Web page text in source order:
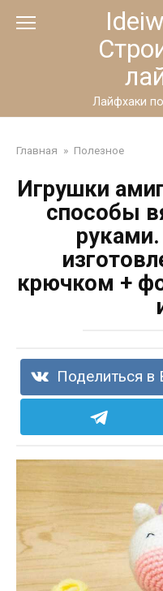
Лайфхаки
Главная » Полезное
Игрушки
способы
крючком +
Поделиться в